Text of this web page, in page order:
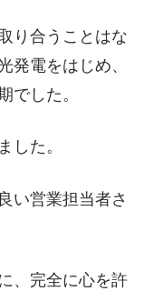
り合うことはな
発電をはじめ、
でした。
した。
い営業担当者さ
、完全に心を許